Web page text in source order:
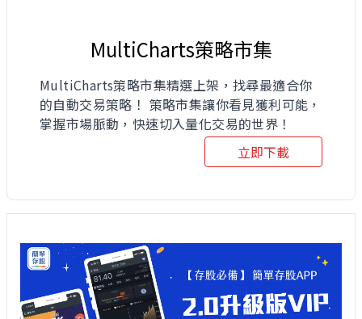
MultiCharts策略市集
MultiCharts策略市集精選上架，找尋最適合你
的自動交易策略！ 策略市集讓你看見獲利可能，
掌握市場脈動，快速切入量化交易的世界！
立即下載